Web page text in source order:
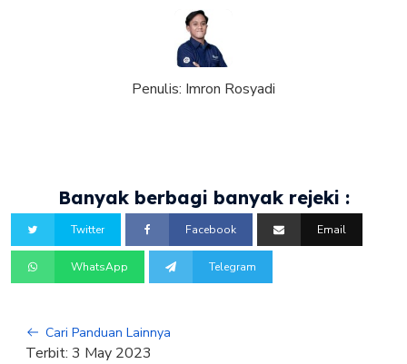
Penulis: Imron Rosyadi
Banyak berbagi banyak rejeki :
Twitter Facebook Email
WhatsApp Telegram
Cari Panduan Lainnya
Terbit: 3 May 2023